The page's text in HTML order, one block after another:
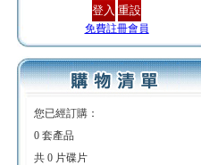
免費註冊會員
您已經訂購：
0 套產品
共 0 片碟片